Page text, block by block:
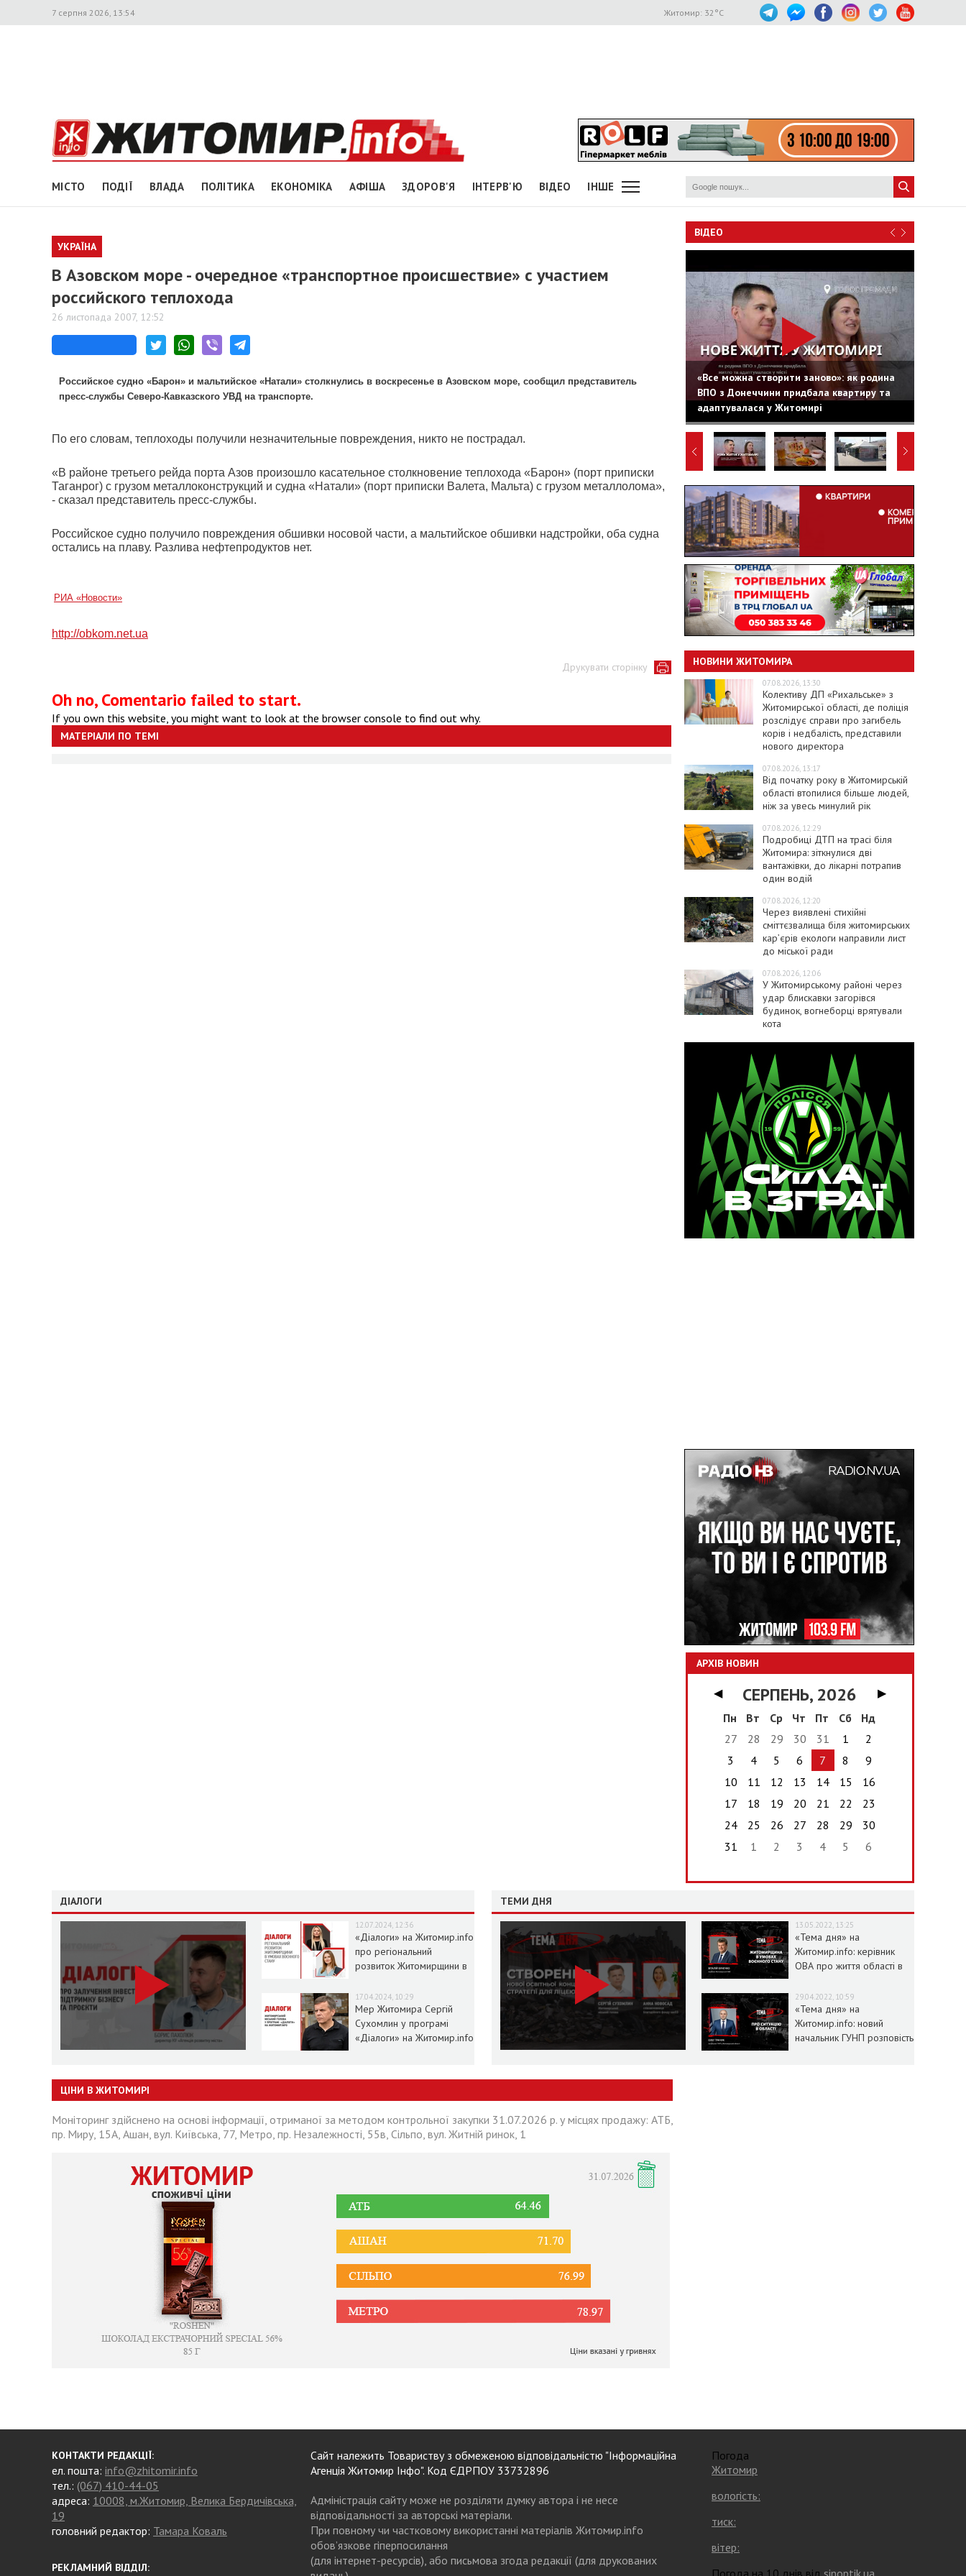
7 серпня 2026, 13:54 Житомир: 32 °C
МІСТО ПОДІЇ ВЛАДА ПОЛІТИКА ЕКОНОМІКА АФІША ЗДОРОВ'Я ІНТЕРВ'Ю ВІДЕО ІНШЕ
УКРАЇНА
В Азовском море - очередное «транспортное происшествие» с участием
российского теплохода
26 листопада 2007, 12:52
Российское судно «Барон» и мальтийское «Натали» столкнулись в воскресенье в Азовском море, сообщил представитель
пресс-службы Северо-Кавказского УВД на транспорте.
По его словам, теплоходы получили незначительные повреждения, никто не пострадал.
«В районе третьего рейда порта Азов произошло касательное столкновение теплохода «Барон» (порт приписки
Таганрог) с грузом металлоконструкций и судна «Натали» (порт приписки Валета, Мальта) с грузом металлолома»,
- сказал представитель пресс-службы.
Российское судно получило повреждения обшивки носовой части, а мальтийское обшивки надстройки, оба судна
остались на плаву. Разлива нефтепродуктов нет.
РИА «Новости»
http://obkom.net.ua
Друкувати сторінку
Oh no, Comentario failed to start.
If you own this website, you might want to look at the browser console to find out why.
МАТЕРІАЛИ ПО ТЕМІ
ВІДЕО
«Все можна створити заново»: як родина
ВПО з Донеччини придбала квартиру та
адаптувалася у Житомирі
НОВИНИ ЖИТОМИРА
07.08.2026, 13:30
Колективу ДП «Рихальське» з
Житомирської області, де поліція
розслідує справи про загибель
корів і недбалість, представили
нового директора
07.08.2026, 13:17
Від початку року в Житомирській
області втопилися більше людей,
ніж за увесь минулий рік
07.08.2026, 12:29
Подробиці ДТП на трасі біля
Житомира: зіткнулися дві
вантажівки, до лікарні потрапив
один водій
07.08.2026, 12:20
Через виявлені стихійні
сміттєзвалища біля житомирських
кар’єрів екологи направили лист
до міської ради
07.08.2026, 12:06
У Житомирському районі через
удар блискавки загорівся
будинок, вогнеборці врятували
кота
АРХІВ НОВИН
◀ СЕРПЕНЬ, 2026
▶
Пн
Вт Ср Чт Пт Сб
Нд
27
28 29 30 31 1
2
3
4 5 6 7 8
9
10
11 12 13 14 15
16
17
18 19 20 21 22
23
24
25 26 27 28 29
30
31
1 2 3 4 5 6
ДІАЛОГИ
12.07.2024, 12:36
«Діалоги» на Житомир.info
про регіональний
розвиток Житомирщини в
17.04.2024, 10:29
Мер Житомира Сергій
Сухомлин у програмі
«Діалоги» на Житомир.info
ТЕМИ ДНЯ
13.05.2022, 13:25
«Тема дня» на
Житомир.info: керівник
ОВА про життя області в
29.04.2022, 10:59
«Тема дня» на
Житомир.info: новий
начальник ГУНП розповість
ЦІНИ В ЖИТОМИРІ
Моніторинг здійснено на основі інформації, отриманої за методом контрольної закупки 31.07.2026 р. у місцях продажу: АТБ,
пр. Миру, 15А, Ашан, вул. Київська, 77, Метро, пр. Незалежності, 55в, Сільпо, вул. Житній ринок, 1
КОНТАКТИ РЕДАКЦІЇ:
ел. пошта: info@zhitomir.info
тел.: (067) 410-44-05
адреса: 10008, м.Житомир, Велика Бердичівська,
19
головний редактор: Тамара Коваль
РЕКЛАМНИЙ ВІДДІЛ:
Сайт належить Товариству з обмеженою відповідальністю "Інформаційна
Агенція Житомир Інфо". Код ЄДРПОУ 33732896
Адміністрація сайту може не розділяти думку автора і не несе
відповідальності за авторські матеріали.
При повному чи частковому використанні матеріалів Житомир.info
обов’язкове гіперпосилання
(для інтернет-ресурсів), або письмова згода редакції (для друкованих
Погода
Житомир
вологість:
тиск:
вітер:
Погода на 10 днів від sinoptik.ua